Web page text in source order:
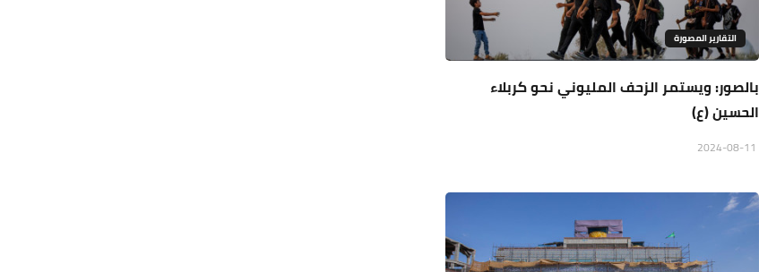
التقارير المصورة
بالصور: ويستمر الزحف المليوني نحو كربلاء
الحسين (ع)